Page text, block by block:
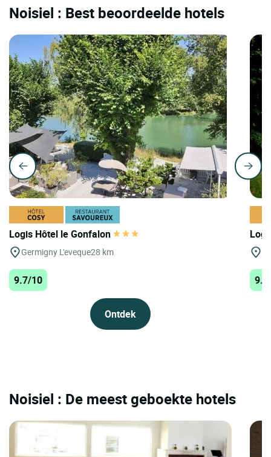
Noisiel : Best beoordeelde hotels
Logis Hôtel le Gonfalon
Germigny L'eveque28 km
9.7/10
Ontdek
Noisiel : De meest geboekte hotels